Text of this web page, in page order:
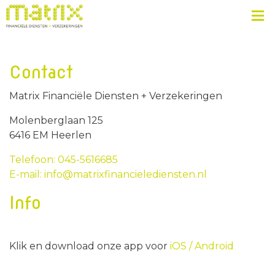
Contact
Matrix Financiële Diensten + Verzekeringen
Molenberglaan 125
6416 EM Heerlen
Telefoon: 045-5616685
E-mail: info@matrixfinancielediensten.nl
Info
Klik en download onze app voor iOS /Android